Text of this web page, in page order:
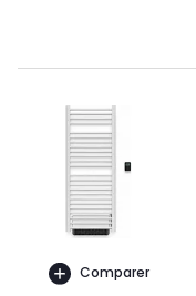
Comparer